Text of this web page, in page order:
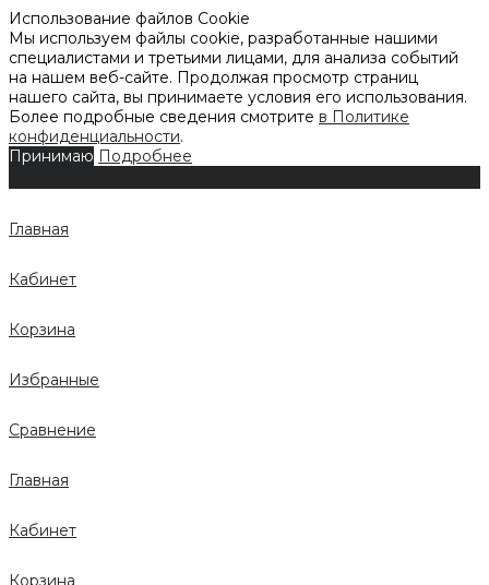
Использование файлов Cookie
Мы используем файлы cookie, разработанные нашими
специалистами и третьими лицами, для анализа событий
на нашем веб-сайте. Продолжая просмотр страниц
нашего сайта, вы принимаете условия его использования.
Более подробные сведения смотрите в Политике
конфиденциальности.
Принимаю Подробнее
Главная
Кабинет
Корзина
Избранные
Сравнение
Главная
Кабинет
Корзина